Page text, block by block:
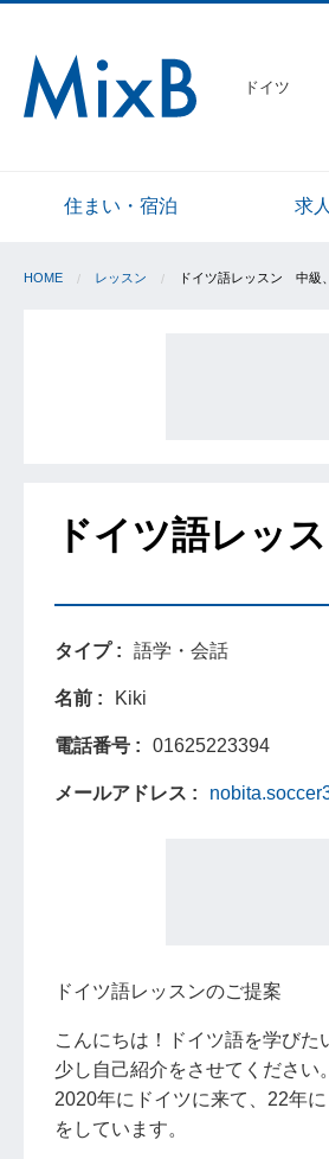
ドイツ
住まい・宿泊 求人
HOME レッスン ドイツ語レッスン 中
ドイツ語レッ
タイプ 語学・会話
名前 Kiki
電話番号 01625223394
メールアドレス
ドイツ語レッスンのご提案
こんにちは！ドイツ語を学びた
少し自己紹介をさせてください。
2020年にドイツに来て、22年
をしています。